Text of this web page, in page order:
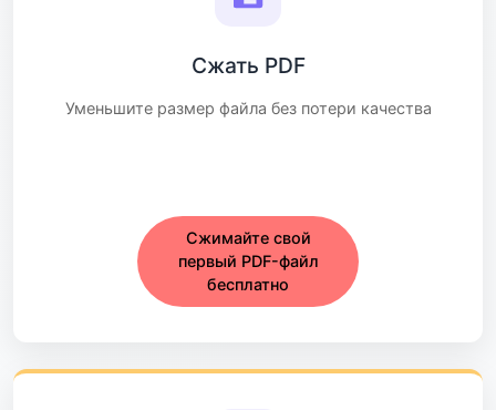
Сжать PDF
Уменьшите размер файла без потери качества
Сжимайте свой
первый PDF-файл
бесплатно